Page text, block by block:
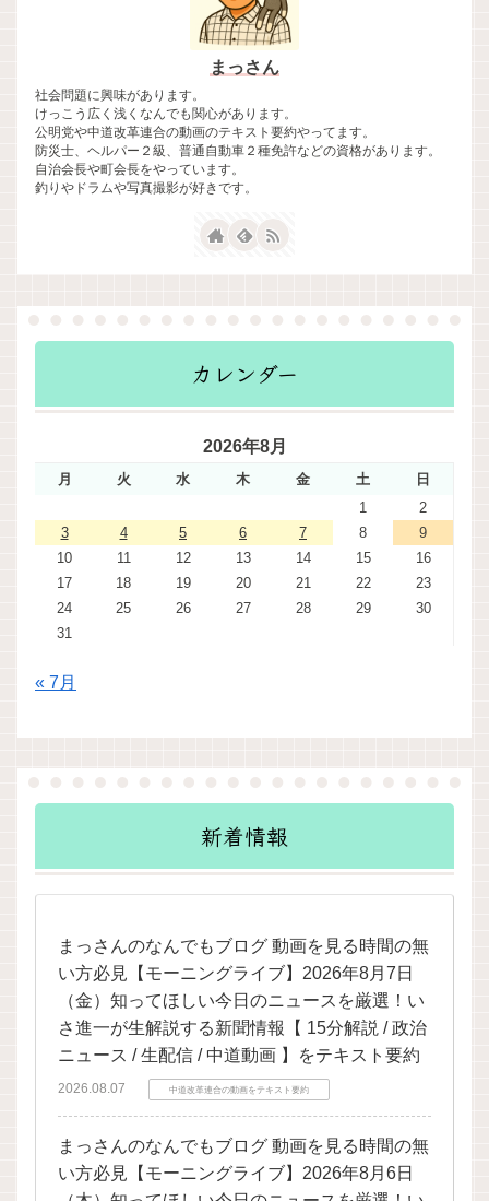
まっさん
社会問題に興味があります。
けっこう広く浅くなんでも関心があります。
公明党や中道改革連合の動画のテキスト要約やってます。
防災士、ヘルパー２級、普通自動車２種免許などの資格があります。
自治会長や町会長をやっています。
釣りやドラムや写真撮影が好きです。
カレンダー
2026年8月
月 火 水 木 金 土
日
1
2
3
4 5 6 7 8
9
10
11 12 13 14 15
16
17
18 19 20 21 22
23
24
25 26 27 28 29
30
31
« 7月
新着情報
まっさんのなんでもブログ 動画を見る時間の無
い方必見【モーニングライブ】2026年8月7日
（金）知ってほしい今日のニュースを厳選！い
さ進一が生解説する新聞情報【 15分解説 / 政治
ニュース / 生配信 / 中道動画 】をテキスト要約
2026.08.07 中道改革連合の動画をテキスト要約
まっさんのなんでもブログ 動画を見る時間の無
い方必見【モーニングライブ】2026年8月6日